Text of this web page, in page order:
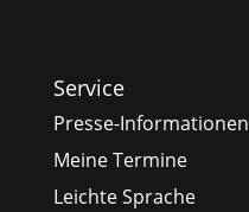
Service
Presse-Informationen
Meine Termine
Leichte Sprache